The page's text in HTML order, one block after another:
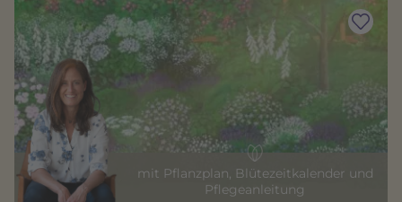
mit Pflanzplan, Blütezeitkalender und
Pflegeanleitung